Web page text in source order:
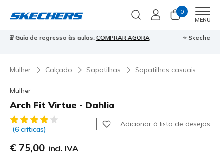
0
MENU
⭐Skechers VIP:45 dias de devolução para membros Inscreve-te⭐
Mulher Calçado Sapatilhas Sapatilhas casuais
Mulher
Arch Fit Virtue - Dahlia
5 de 5 – Classificação do cliente
(6 críticas)
Adicionar à lista de desejos
€ 75,00 incl. IVA